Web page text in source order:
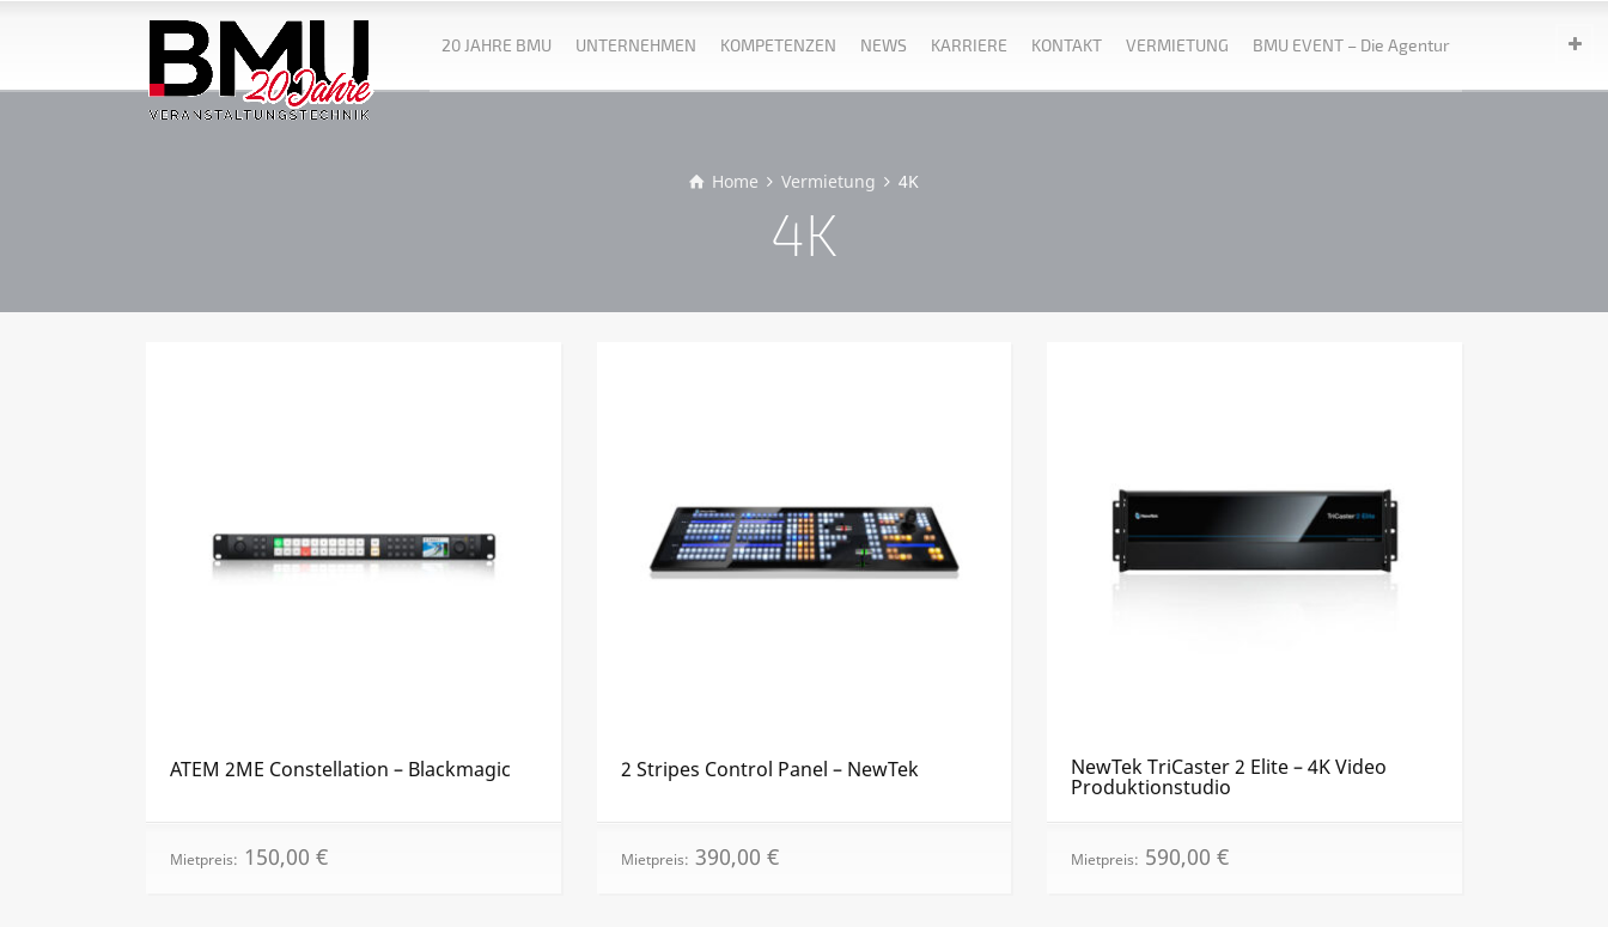
20 JAHRE BMU UNTERNEHMEN KOMPETENZEN NEWS KARRIERE KONTAKT VERMIETUNG BMU EVENT – Die Agentur
Home Vermietung 4K
4K
ATEM 2ME Constellation – Black­magic
Mietpreis: 150,00 €
2 Stripes Control Panel – NewTek
Mietpreis: 390,00 €
NewTek TriCaster 2 Elite – 4K Video
Produktionstudio
Mietpreis: 590,00€